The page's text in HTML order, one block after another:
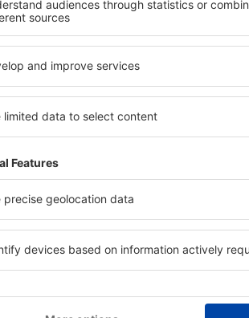
in Magdalena
von der Suchmaschine
der Check-In- und Check-
der Anzahl der
an, welche Unterkünfte in
der Unterkunft wird
und die Anzahl der Sterne,
zum Zentrum und die
erleichtert. Dadurch
eine Unterkunft in
Sie können je nach
zusammen mit dem Flug
Die
von
ab.